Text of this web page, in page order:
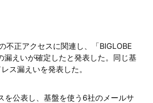
不正アクセスに関連し、「BIGLOBE
えいが確定したと発表した。同じ基
ス漏えいを発表した。
を公表し、基盤を使う6社のメールサ